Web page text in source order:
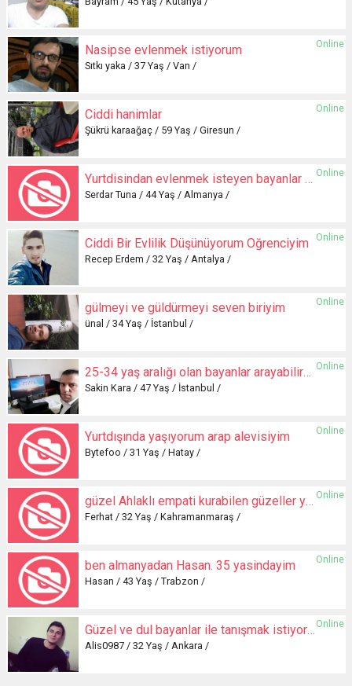
Online
Nasipse evlenmek istiyorum
Sıtkı yaka / 37 Yaş / Van /
Online
Ciddi hanimlar
Şükrü karaağaç / 59 Yaş / Giresun /
Online
Yurtdisindan evlenmek isteyen bayanlar yazabilir
Serdar Tuna / 44 Yaş / Almanya /
Online
Ciddi Bir Evlilik Düşünüyorum Öğrenciyim
Recep Erdem / 32 Yaş / Antalya /
Online
gülmeyi ve güldürmeyi seven biriyim
ünal / 34 Yaş / İstanbul /
Online
25-34 yaş aralığı olan bayanlar arayabilirsiniz
Sakin Kara / 47 Yaş / İstanbul /
Online
Yurtdışında yaşıyorum arap alevisiyim
Bytefoo / 31 Yaş / Hatay /
Online
güzel Ahlaklı empati kurabilen güzeller yazsın
Ferhat / 32 Yaş / Kahramanmaraş /
Online
ben almanyadan Hasan. 35 yasindayim
Hasan / 43 Yaş / Trabzon /
Online
Güzel ve dul bayanlar ile tanışmak istiyorum
Alis0987 / 32 Yaş / Ankara /